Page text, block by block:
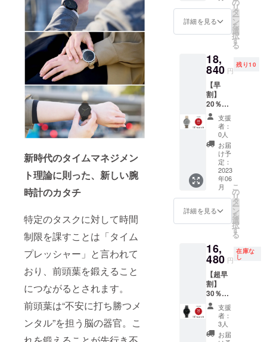
新時代のタイムマネジメン
ト理論に則った、新しい腕
時計のカタチ
特定のタスクに対して時間
制限を課すことは「タイム
プレッシャー」と言われて
おり、前頭葉を鍛えること
につながるとされます。
前頭葉は“不安に打ち勝つメ
ンタル”を担う脳の器官。こ
予定価
料を含
む合計
もので
す。
給状
況、製
造工程
荷時期
が遅れ
る場合
があり
ます。
※価格に
ついて
は税込
＋送料
込の価
格で
す。 ※
割引率
は販売
予定価
料を含
む合計
もので
す。
定価
2,000円
ン・仕
様は変
更にな
る可能
性もご
ざいま
す。ご
了承く
ださ
い。 ※
ご注文
状況、
使用部
材の供
給状
況、製
造工程
荷時期
が遅れ
る場合
があり
ます。
※価格に
ついて
は税込
＋送料
込の価
ル
003〈B
LACK ×
white〉
［一般
販売予
定価格
23,540
円(税
込・送
料込み)
の20％
割引］
・オリ
ジナル
ウォッ
BOX（
定価
2,000円
ン・仕
様は変
更にな
る可能
性もご
ざいま
す。ご
了承く
ださ
い。 ※
詳細を見る
リ
タ
ー
ン
を
選
択
す
る
18,
840 円
残り10
【早
割】
20％OF
F！10
watch
モデル
004／先
着10名
様限定
・10
watch
のモデ
ル
004〈SI
LVER ×
black〉
［一般
販売予
定価格
23,540
円(税
込・送
料込み)
の20％
割引］
・オリ
支援
者：
0人
お届
け予
定：
2023
年06
月
詳細を見る
こ
の
リ
タ
ー
ン
を
選
択
す
る
16,
480 円
在庫な
し
【超早
割】
30％OF
F！10
watch
モデル
001／先
支援
者：
3人
お届